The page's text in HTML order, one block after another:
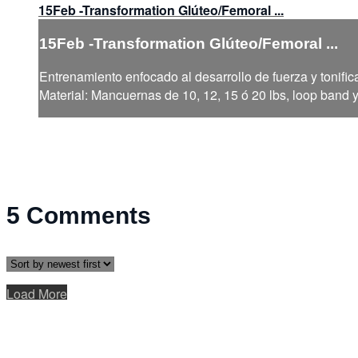
15Feb -Transformation Glúteo/Femoral ...
15Feb -Transformation Glúteo/Femoral ...
Entrenamiento enfocado al desarrollo de fuerza y
Material: Mancuernas de 10, 12, 15 ó 20 lbs, loop band
5 Comments
Load More